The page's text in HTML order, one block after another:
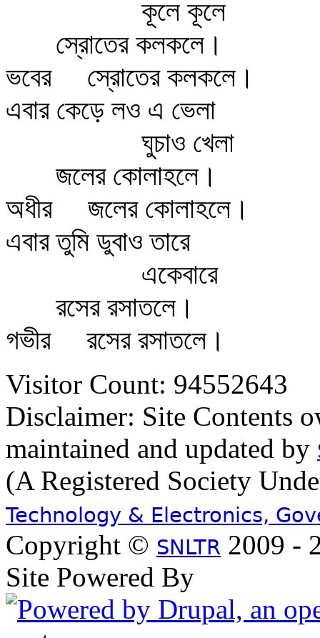
কূলে কূলে
স্রোতের কলকলে।
ভবের
স্রোতের কলকলে।
এবার কেড়ে লও এ ভেলা
ঘুচাও খেলা
জলের কোলাহলে।
অধীর
জলের কোলাহলে।
এবার তুমি ডুবাও তারে
একেবারে
রসের রসাতলে।
গভীর
রসের রসাতলে।
Visitor Count: 94552643
Disclaimer: Site Contents
maintained and updated by
(A Registered Society
Technology & Electronics,
Copyright © SNLTR 2009 -
Site Powered By